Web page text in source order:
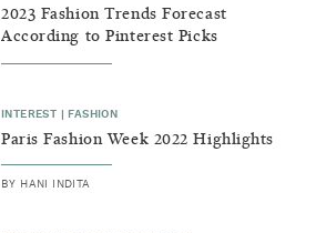
2023 Fashion Trends Forecast
According to Pinterest Picks
INTEREST FASHION
Paris Fashion Week 2022 Highlights
BY HANI INDITA